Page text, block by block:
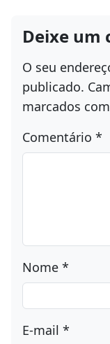
Deixe um
O seu
publicado.
marcados com
Comentário *
Nome *
E-mail *